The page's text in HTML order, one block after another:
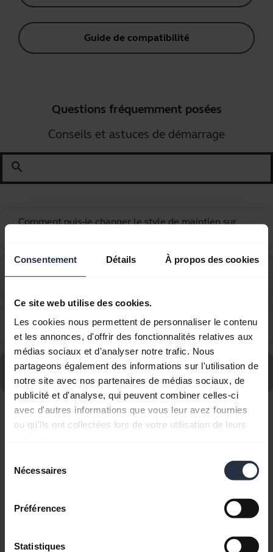
Consentement Détails À propos des cookies
Ce site web utilise des cookies.
Les cookies nous permettent de personnaliser le contenu
et les annonces, d'offrir des fonctionnalités relatives aux
médias sociaux et d'analyser notre trafic. Nous
partageons également des informations sur l'utilisation de
notre site avec nos partenaires de médias sociaux, de
publicité et d'analyse, qui peuvent combiner celles-ci
avec d'autres informations que vous leur avez fournies
ou qu'ils ont collectées lors de votre utilisation de leurs
Nécessaires
Préférences
Statistiques
Guide de compatibilité
Questions fréquemment posées
Conseils et astuces de démarrage
search
Comment puis-je changer le style de maintien sur
Quel cordon Jabra recommandez-vous d’utiliser avec
les téléphones des gammes Avaya 1600 et 9600 ?
chevron_right
Consultez le forum aux questions concernant le Jabra
GN2100 Duo, Ultra Noise Canceling, LS
Affichage de 3 sur 3